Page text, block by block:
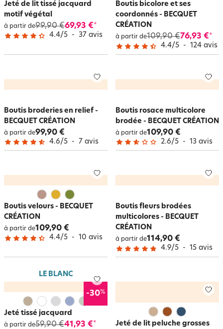
Jeté de lit tissé jacquard
motif végétal
à partir de99,90 €69,93 €*
4.4/5 - 37 avis
Boutis bicolore et ses
coordonnés - BECQUET
CRÉATION
à partir de109,90 €76,93 €*
4.4/5 - 124 avis
Boutis broderies en relief -
BECQUET CRÉATION
à partir de99,90 €
4.6/5 - 7 avis
Boutis rosace multicolore
brodée - BECQUET CRÉATION
à partir de109,90 €
2.6/5 - 13 avis
Boutis velours - BECQUET
CRÉATION
à partir de109,90 €
4.4/5 - 10 avis
Boutis fleurs brodées
multicolores - BECQUET
CRÉATION
à partir de114,90 €
4.9/5 - 15 avis
LE BLANC
-30%
Jeté tissé jacquard
à partir de59,90 €41,93 €*
Jeté de lit peluche grosses